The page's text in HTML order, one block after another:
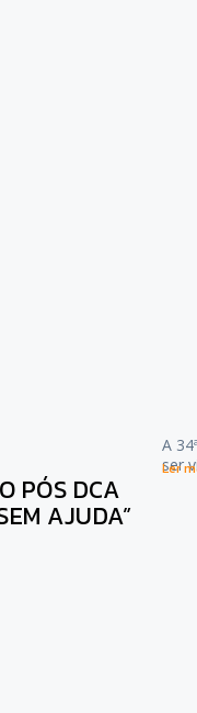
PÓS DCA
AJUDA”
A
ser
Ler